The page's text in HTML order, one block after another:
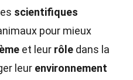
scientifiques
pour mieux
et leur rôle dans la
leur environnement